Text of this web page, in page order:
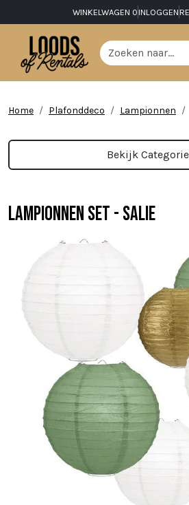
WINKELWAGEN 0 INLOGGEN
Home Plafonddeco Lampionnen
Bekijk
Lampionnen set - salie